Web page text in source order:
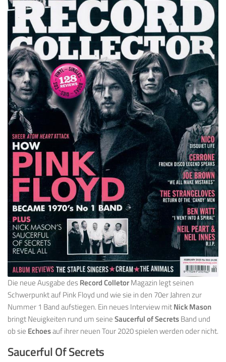
Die neue Ausgabe desRecordColletorMagazin legt seinen
Schwerpunkt auf Pink Floyd und wie sie in den 70er Jahren zur
Nummer 1 Band aufstiegen. Ein neues Interview mitNickMason
bringt Neuigkeiten rund um seineSaucerfulofSecretsBand und
ob sie Echoesauf ihrer neuen Tour 2020 spielen werden oder nicht.
Saucerful Of Secrets